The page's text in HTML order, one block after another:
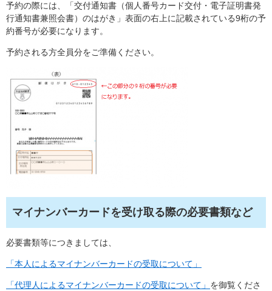
予約の際には、「交付通知書（個人番号カード交付・電子証明書発
行通知書兼照会書）のはがき」表面の右上に記載されている9桁の予
約番号が必要になります。
予約される方全員分をご準備ください。
マイナンバーカードを受け取る際の必要書類など
必要書類等につきましては、
「本人によるマイナンバーカードの受取について」
「代理人によるマイナンバーカードの受取について」 を御覧くださ